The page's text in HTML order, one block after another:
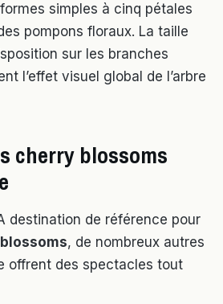
simples à cinq pétales
pompons floraux. La taille
sur les branches
l’effet visuel global de l’arbre
cherry blossoms
destination de référence pour
, de nombreux autres
offrent des spectacles tout